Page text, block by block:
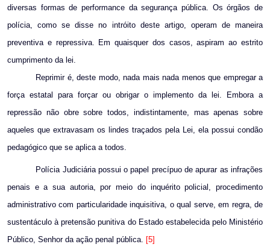
diversas formas de performance da segurança pública. Os órgãos de
polícia, como se disse no intróito deste artigo, operam de maneira
preventiva e repressiva. Em quaisquer dos casos, aspiram ao estrito
cumprimento da lei.
Reprimir é, deste modo, nada mais nada menos que empregar a
força estatal para forçar ou obrigar o implemento da lei. Embora a
repressão não obre sobre todos, indistintamente, mas apenas sobre
aqueles que extravasam os lindes traçados pela Lei, ela possui condão
pedagógico que se aplica a todos.
Polícia Judiciária possui o papel precípuo de apurar as infrações
penais e a sua autoria, por meio do inquérito policial, procedimento
administrativo com particularidade inquisitiva, o qual serve, em regra, de
sustentáculo à pretensão punitiva do Estado estabelecida pelo Ministério
Público, Senhor da ação penal pública. [5]